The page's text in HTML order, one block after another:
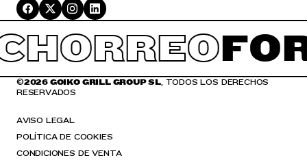
©2026 GOIKO GRILL GROUP SL, TODOS LOS DERECHOS
RESERVADOS
AVISO LEGAL
POLÍTICA DE COOKIES
CONDICIONES DE VENTA